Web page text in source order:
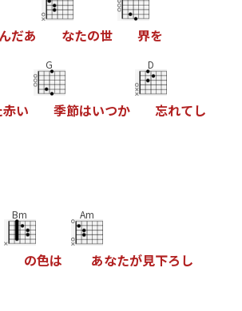
だあ なたの世 界を
赤い
G
季節はいつか
D
忘れてし
Bm
の色は
Am
あなたが見下ろ し